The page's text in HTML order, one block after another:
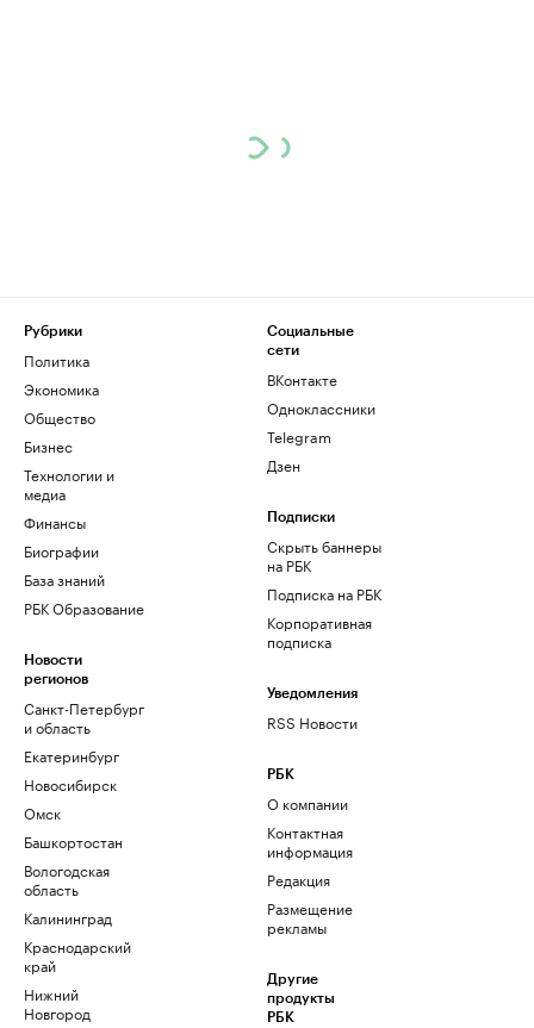
Рубрики
Политика
Экономика
Общество
Бизнес
Технологии и
медиа
Финансы
Биографии
База знаний
РБК Образование
Новости
регионов
Санкт-Петербург
и область
Екатеринбург
Новосибирск
Омск
Башкортостан
Вологодская
область
Калининград
Краснодарский
край
Нижний
Новгород
Социальные
сети
ВКонтакте
Одноклассники
Telegram
Дзен
Подписки
Скрыть баннеры
на РБК
Подписка на РБК
Корпоративная
подписка
Уведомления
RSS Новости
РБК
О компании
Контактная
информация
Редакция
Размещение
рекламы
Другие
продукты
РБК